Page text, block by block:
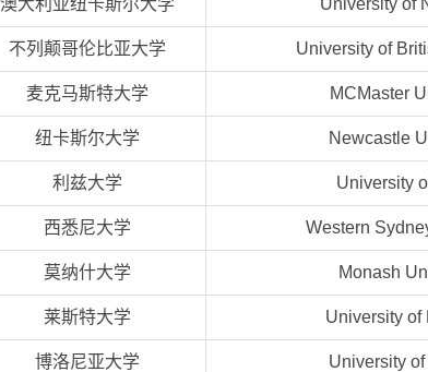
不列颠哥伦比亚大学 University of
麦克马斯特大学 MCMaster
纽卡斯尔大学 Newcastle
利兹大学 University
西悉尼大学 Western
莫纳什大学 Monash
莱斯特大学 University of
博洛尼亚大学 University